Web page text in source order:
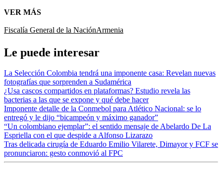
VER MÁS
Fiscalía General de la NaciónArmenia
Le puede interesar
La Selección Colombia tendrá una imponente casa: Revelan nuevas
fotografías que sorprenden a Sudamérica
¿Usa cascos compartidos en plataformas? Estudio revela las
bacterias a las que se expone y qué debe hacer
Imponente detalle de la Conmebol para Atlético Nacional: se lo
entregó y le dijo “bicampeón y máximo ganador”
“Un colombiano ejemplar”: el sentido mensaje de Abelardo De La
Espriella con el que despide a Alfonso Lizarazo
Tras delicada cirugía de Eduardo Emilio Vilarete, Dimayor y FCF se
pronunciaron: gesto conmovió al FPC